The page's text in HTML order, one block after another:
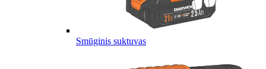
Smūginis suktuvas